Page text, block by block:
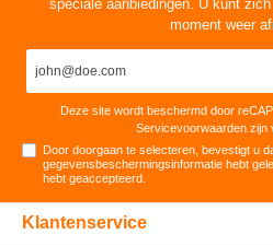
speciale aanbiedingen. U kunt
moment weer
Deze site wordt beschermd door
Servicevoorwaarden zijn
Door doorgaan te selecteren, bevestigt u
gegevensbeschermingsinformatie hebt
hebt geaccepteerd
Klantenservice